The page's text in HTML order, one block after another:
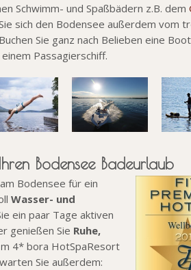
Schwimm- und Spaßbädern z.B. dem
sich den Bodensee außerdem vom
Sie ganz nach Belieben eine
Passagierschiff.
Bodensee Badeurlaub
Bodensee für ein
Wasser- und
ein paar Tage aktiven
genießen Sie Ruhe,
4* bora HotSpaResort
Sie außerdem: